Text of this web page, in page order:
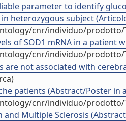
parameter to identify
heterozygous subject
cnr/individuo/prodotto/
of SOD1 mRNA in a
cnr/individuo/prodotto/
are not associated with
patients (Abstract/Poster in
cnr/individuo/prodotto/
and Multiple Sclerosis